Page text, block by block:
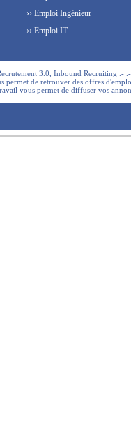
›› Emploi Ingénieur
›› Emploi IT
3.0, Inbound Recruiting .-
permet de retrouver des offres
vous permet de diffuser vos